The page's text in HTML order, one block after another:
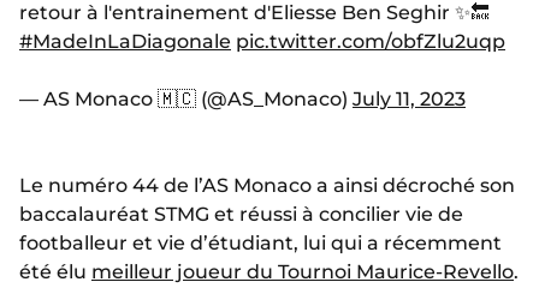
retour à l'entrainement d'Eliesse Ben Seghir ✨🔙
#MadeInLaDiagonale pic.twitter.com/obfZlu2uqp
— AS Monaco 🇲🇨 (@AS_Monaco) July 11, 2023
Le numéro 44 de l’AS Monaco a ainsi décroché son
baccalauréat STMG et réussi à concilier vie de
footballeur et vie d’étudiant, lui qui a récemment
été élu meilleur joueur du Tournoi Maurice-Revello.